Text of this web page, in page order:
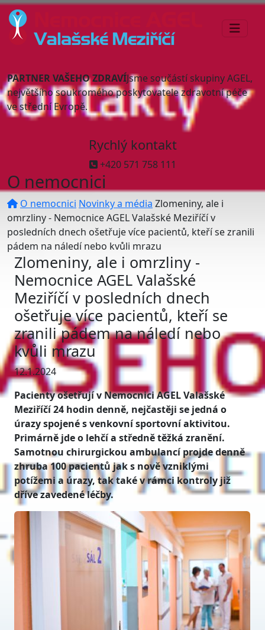
PARTNER VAŠEHO ZDRAVÍJsme součástí skupiny AGEL,
největšího soukromého poskytovatele zdravotní péče
ve střední Evropě.
Rychlý kontakt
+420 571 758 111
O nemocnici
O nemocnici Novinky a média Zlomeniny, ale i
omrzliny - Nemocnice AGEL Valašské Meziříčí v
posledních dnech ošetřuje více pacientů, kteří se zranili
pádem na náledí nebo kvůli mrazu
Zlomeniny, ale i omrzliny -
Nemocnice AGEL Valašské
Meziříčí v posledních dnech
ošetřuje více pacientů, kteří se
zranili pádem na náledí nebo
kvůli mrazu
12.1.2024
Pacienty ošetřují v Nemocnici AGEL Valašské
Meziříčí 24 hodin denně, nejčastěji se jedná o
úrazy spojené s venkovní sportovní aktivitou.
Primárně jde o lehčí a středně těžká zranění.
Samotnou chirurgickou ambulancí projde denně
zhruba 100 pacientů jak s nově vzniklými
potížemi a úrazy, tak také v rámci kontroly již
dříve zavedené léčby.